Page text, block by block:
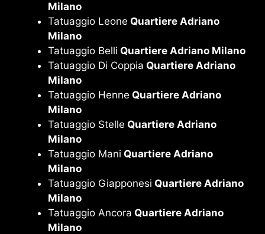
Milano
Tatuaggio Leone Quartiere Adriano
Milano
Tatuaggio Belli Quartiere Adriano Milano
Tatuaggio Di Coppia Quartiere Adriano
Milano
Tatuaggio Henne Quartiere Adriano
Milano
Tatuaggio Stelle Quartiere Adriano
Milano
Tatuaggio Mani Quartiere Adriano
Milano
Tatuaggio Giapponesi Quartiere Adriano
Milano
Tatuaggio Ancora Quartiere Adriano
Milano